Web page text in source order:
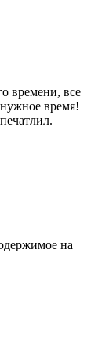
времени, все
время!
на